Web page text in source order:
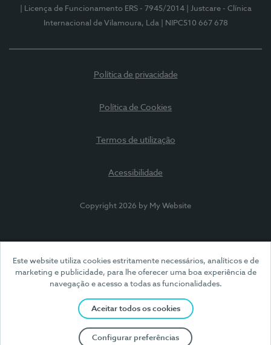
Este website utiliza cookies estritamente necessários, analíticos e de
marketing e publicidade, para lhe oferecer uma boa experiência de
navegação e acesso a todas as funcionalidades.
Aceitar todos os cookies
Configurar preferências
| Licença de Funcionamento ERS - 7945/2014
| Justcare - Clínica
Internacional de Vilamoura, Lda
| NIPC510 667 678
Política de privacidade
Política de Cookies
Termos de utilização
Acessibilidade
Copyright 2026 by My Website